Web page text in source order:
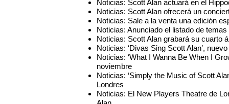
Noticias: Scott Alan actuará en el
Noticias: Scott Alan ofrecerá un
Noticias: Sale a la venta una edición
Noticias: Anunciado el listado de temas
Noticias: Scott Alan grabará su cuarto
Noticias: ‘Divas Sing Scott Alan’,
Noticias: ‘What I Wanna Be When I
noviembre
Noticias: ‘Simply the Music of Scott
Londres
Noticias: El New Players Theatre de